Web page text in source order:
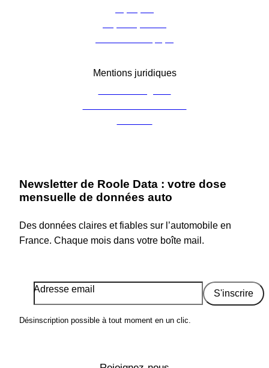
Mentions juridiques
Newsletter de Roole Data : votre dose
mensuelle de données auto
Des données claires et fiables sur l’automobile en
France. Chaque mois dans votre boîte mail.
S'inscrire
Adresse email
Désinscription possible à tout moment en un clic.